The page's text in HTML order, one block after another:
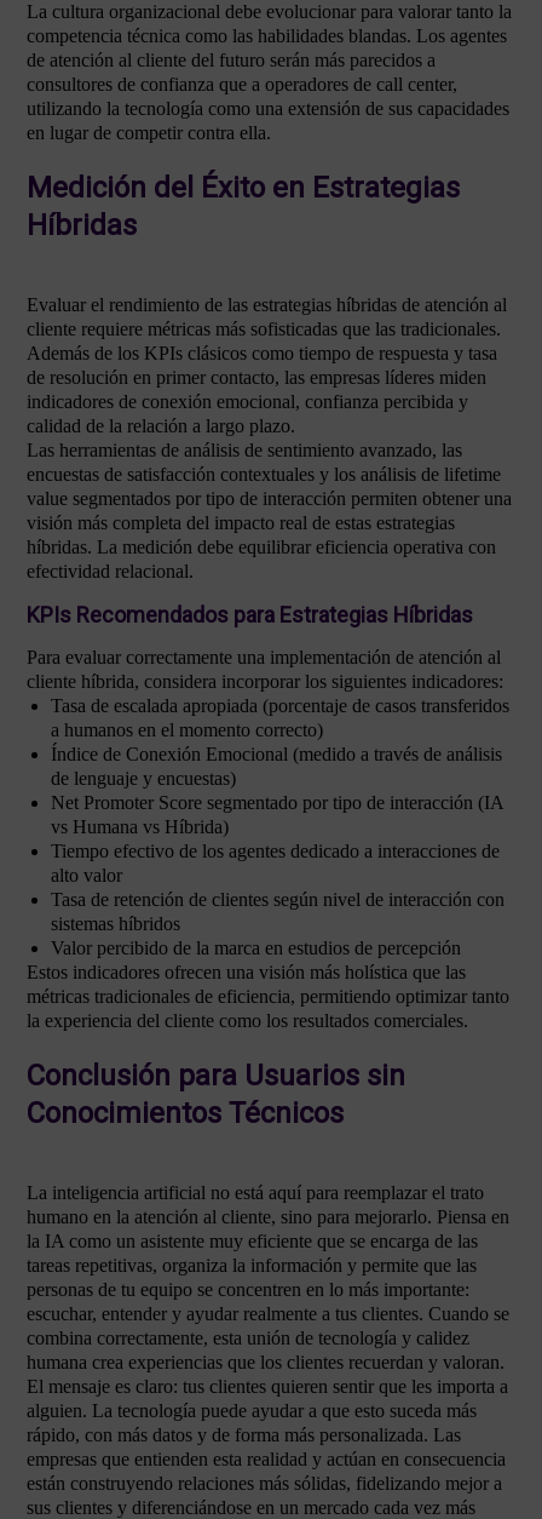
La cultura organizacional debe evolucionar para valorar tanto la
competencia técnica como las habilidades blandas. Los agentes
de atención al cliente del futuro serán más parecidos a
consultores de confianza que a operadores de call center,
utilizando la tecnología como una extensión de sus capacidades
en lugar de competir contra ella.
Medición del Éxito en Estrategias
Híbridas
Evaluar el rendimiento de las estrategias híbridas de atención al
cliente requiere métricas más sofisticadas que las tradicionales.
Además de los KPIs clásicos como tiempo de respuesta y tasa
de resolución en primer contacto, las empresas líderes miden
indicadores de conexión emocional, confianza percibida y
calidad de la relación a largo plazo.
Las herramientas de análisis de sentimiento avanzado, las
encuestas de satisfacción contextuales y los análisis de lifetime
value segmentados por tipo de interacción permiten obtener una
visión más completa del impacto real de estas estrategias
híbridas. La medición debe equilibrar eficiencia operativa con
efectividad relacional.
KPIs Recomendados para Estrategias Híbridas
Para evaluar correctamente una implementación de atención al
cliente híbrida, considera incorporar los siguientes indicadores:
Tasa de escalada apropiada (porcentaje de casos transferidos
a humanos en el momento correcto)
Índice de Conexión Emocional (medido a través de análisis
de lenguaje y encuestas)
Net Promoter Score segmentado por tipo de interacción (IA
vs Humana vs Híbrida)
Tiempo efectivo de los agentes dedicado a interacciones de
alto valor
Tasa de retención de clientes según nivel de interacción con
sistemas híbridos
Valor percibido de la marca en estudios de percepción
Estos indicadores ofrecen una visión más holística que las
métricas tradicionales de eficiencia, permitiendo optimizar tanto
la experiencia del cliente como los resultados comerciales.
Conclusión para Usuarios sin
Conocimientos Técnicos
La inteligencia artificial no está aquí para reemplazar el trato
humano en la atención al cliente, sino para mejorarlo. Piensa en
la IA como un asistente muy eficiente que se encarga de las
tareas repetitivas, organiza la información y permite que las
personas de tu equipo se concentren en lo más importante:
escuchar, entender y ayudar realmente a tus clientes. Cuando se
combina correctamente, esta unión de tecnología y calidez
humana crea experiencias que los clientes recuerdan y valoran.
El mensaje es claro: tus clientes quieren sentir que les importa a
alguien. La tecnología puede ayudar a que esto suceda más
rápido, con más datos y de forma más personalizada. Las
empresas que entienden esta realidad y actúan en consecuencia
están construyendo relaciones más sólidas, fidelizando mejor a
sus clientes y diferenciándose en un mercado cada vez más